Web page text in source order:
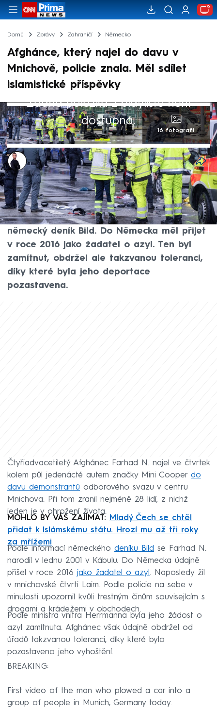
Domů Zprávy Zahraničí Německo
Afghánce, který najel do davu v
Mnichově, policie znala. Měl sdílet
islamistické příspěvky
Žádná položka z playlistu není
dostupná.
16 fotografií
Václav Černý
13. úno 2025, 15:35
Čtyřiadvacetiletý Afghánec, který ve
čtvrtek v Mnichově najel do davu lidí, byl
identifikován jako Farhad N., informuje
německý deník Bild. Do Německa měl přijet
v roce 2016 jako žadatel o azyl. Ten byl
zamítnut, obdržel ale takzvanou toleranci,
díky které byla jeho deportace
pozastavena.
Čtyřiadvacetiletý Afghánec Farhad N. najel ve čtvrtek
kolem půl jedenácté autem značky Mini Cooper do
davu demonstrantů odborového svazu v centru
Mnichova. Při tom zranil nejméně 28 lidí, z nichž
jeden je v ohrožení života.
MOHLO BY VÁS ZAJÍMAT:
Mladý Čech se chtěl
přidat k Islámskému státu. Hrozí mu až tři roky
za mřížemi
Podle informací německého deníku Bild se Farhad N.
narodil v lednu 2001 v Kábulu. Do Německa údajně
přišel v roce 2016 jako žadatel o azyl. Naposledy žil
v mnichovské čtvrti Laim. Podle policie na sebe v
minulosti upozornil kvůli trestným činům souvisejícím s
drogami a krádežemi v obchodech.
Podle ministra vnitra Herrmanna byla jeho žádost o
azyl zamítnuta. Afghánec však údajně obdržel od
úřadů takzvanou toleranci, díky které bylo
pozastaveno jeho vyhoštění.
BREAKING:
First video of the man who plowed a car into a
group of people in Munich, Germany today.